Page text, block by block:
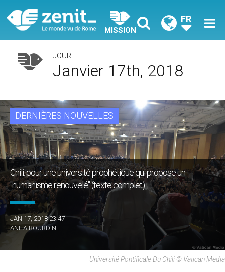
MISSION
FR
JOUR
Janvier 17th, 2018
DERNIÈRES NOUVELLES
Chili: pour une université prophétique qui propose un
"humanisme renouvelé" (texte complet)
JAN 17, 2018 23:47
ANITA BOURDIN
Université Pontificale Du Chili © Vatican Media